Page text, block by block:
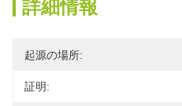
詳細情報
起源の場所:
証明: